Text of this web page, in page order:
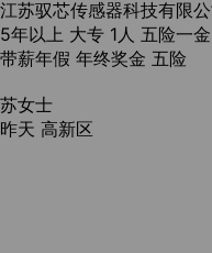
江苏驭芯传感器科技有限公
5年以上 大专 1人 五险一金
带薪年假 年终奖金 五险
苏女士
昨天 高新区